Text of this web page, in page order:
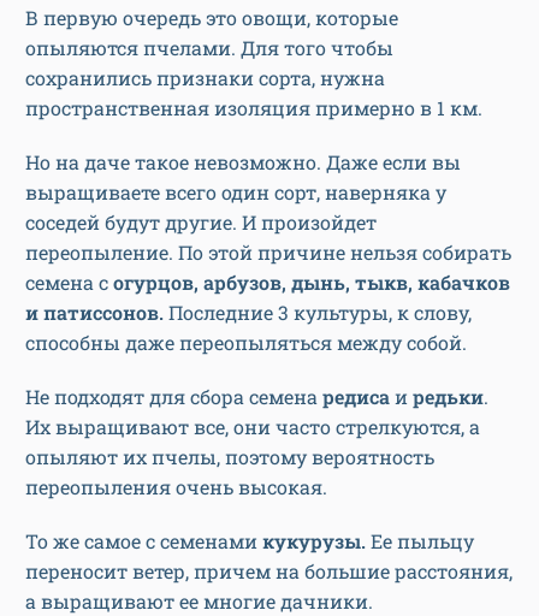
В первую очередь это овощи, которые
опыляются пчелами. Для того чтобы
сохранились признаки сорта, нужна
пространственная изоляция примерно в 1 км.
Но на даче такое невозможно. Даже если вы
выращиваете всего один сорт, наверняка у
соседей будут другие. И произойдет
переопыление. По этой причине нельзя собирать
семена согурцов, арбузов, дынь, тыкв, кабачков
и патиссонов.Последние 3 культуры, к слову,
способны даже переопыляться между собой.
Не подходят для сбора семена редисаи редьки.
Их выращивают все, они часто стрелкуются, а
опыляют их пчелы, поэтому вероятность
переопыления очень высокая.
То же самое с семенами кукурузы.Ее пыльцу
переносит ветер, причем на большие расстояния,
а выращивают ее многие дачники.